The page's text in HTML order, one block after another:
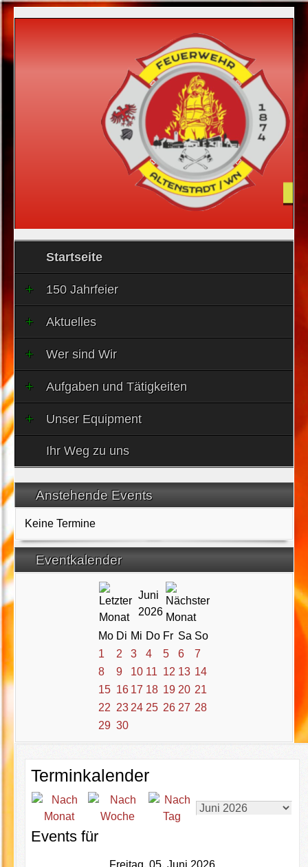
Startseite
150 Jahrfeier
Aktuelles
Wer sind Wir
Aufgaben und Tätigkeiten
Unser Equipment
Ihr Weg zu uns
Anstehende Events
Keine Termine
Eventkalender
Juni
2026
Mo Di Mi Do Fr Sa So
1
2 3 4 5 6
7
8
9 10 11 12 13 14
15 16 17 18 19 20 21
22 23 24 25 26 27 28
29 30
Terminkalender
Events für
Freitag, 05. Juni 2026